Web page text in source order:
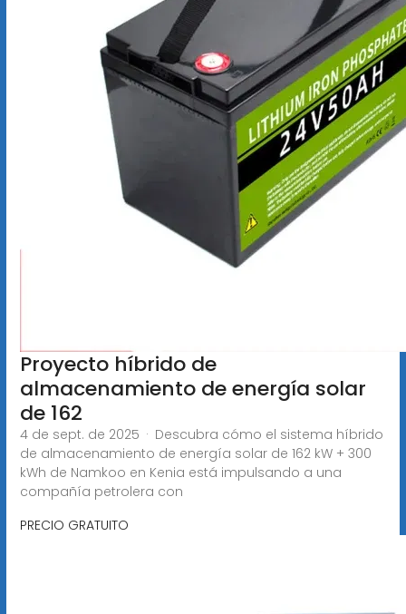
Proyecto híbrido de
almacenamiento de energía solar
de 162
4 de sept. de 2025 · Descubra cómo el sistema híbrido
de almacenamiento de energía solar de 162 kW + 300
kWh de Namkoo en Kenia está impulsando a una
compañía petrolera con
PRECIO GRATUITO